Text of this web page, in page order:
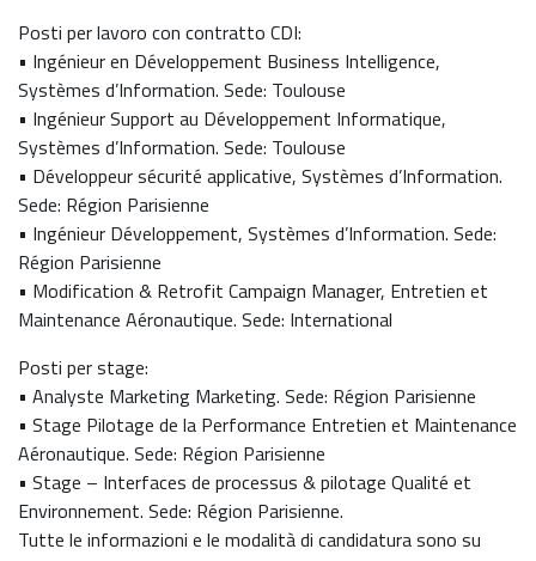
Posti per lavoro con contratto CDI:
• Ingénieur en Développement Business Intelligence,
Systèmes d’Information. Sede: Toulouse
• Ingénieur Support au Développement Informatique,
Systèmes d’Information. Sede: Toulouse
• Développeur sécurité applicative, Systèmes d’Information.
Sede: Région Parisienne
• Ingénieur Développement, Systèmes d’Information. Sede:
Région Parisienne
• Modification & Retrofit Campaign Manager, Entretien et
Maintenance Aéronautique. Sede: International
Posti per stage:
• Analyste Marketing Marketing. Sede: Région Parisienne
• Stage Pilotage de la Performance Entretien et Maintenance
Aéronautique. Sede: Région Parisienne
• Stage – Interfaces de processus & pilotage Qualité et
Environnement. Sede: Région Parisienne.
Tutte le informazioni e le modalità di candidatura sono su